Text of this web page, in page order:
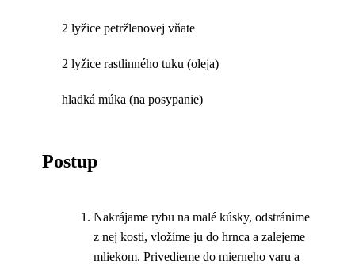
2 lyžice petržlenovej vňate
2 lyžice rastlinného tuku (oleja)
hladká múka (na posypanie)
Postup
Nakrájame rybu na malé kúsky, odstránime
z nej kosti, vložíme ju do hrnca a zalejeme
mliekom. Privedieme do mierneho varu a